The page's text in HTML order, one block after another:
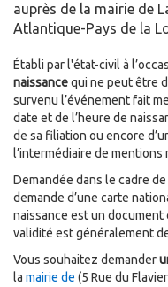
auprès de la mairie de
Atlantique-Pays de la
Établi par l'état-civil à
naissancequi ne peut être
survenu l’événement fait
date et de l’heure de
de sa filiation ou encore
l’intermédiaire de mentions
Demandée dans le cadre
demande d’une carte
naissance est un
validité est généralement
Vous souhaitez demander
la mairie de (5 Rue du